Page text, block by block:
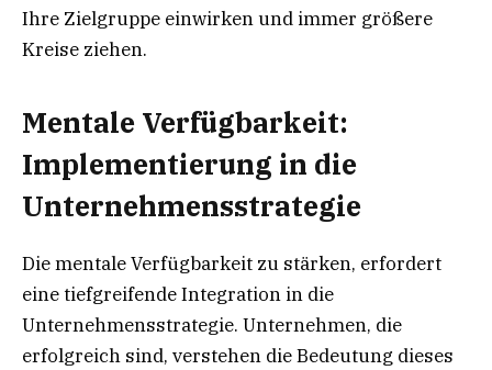
Ihre Zielgruppe einwirken und immer größere
Kreise ziehen.
Mentale Verfügbarkeit:
Implementierung in die
Unternehmensstrategie
Die mentale Verfügbarkeit zu stärken, erfordert
eine tiefgreifende Integration in die
Unternehmensstrategie. Unternehmen, die
erfolgreich sind, verstehen die Bedeutung dieses